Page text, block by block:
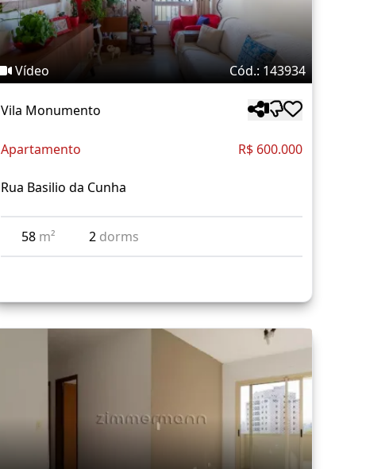
Vídeo Cód.: 143934
Vila Monumento
Apartamento R$ 600.000
Rua Basilio da Cunha
58 m² 2 dorms